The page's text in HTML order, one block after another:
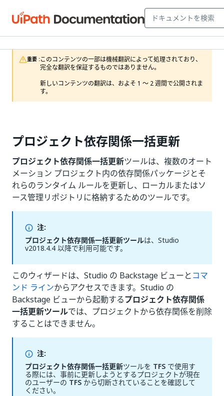
重要 :このコンテンツの一部は機械翻訳によって処理されており、
完全な翻訳を保証するものではありません。
新しいコンテンツの翻訳は、およそ 1 ～ 2 週間で公開されま
す。
プロジェクト依存関係一括更新
プロジェクト依存関係一括更新ツールは、複数のオート
メーション プロジェクト内の依存関係パッケージとそ
れらのランタイム ルールを更新し、ローカルまたはソ
ース管理リポジトリに格納するためのツールです。
注:
プロジェクト依存関係一括更新ツールは、Studio
v2018.4.4 以降で利用可能です。
このウィザードは、Studio の Backstage ビューとコマ
ンド ラインからアクセスできます。Studio の
Backstage ビューから起動するプロジェクト依存関係
一括更新ツールでは、プロジェクトから依存関係を削除
することはできません。
注:
プロジェクト依存関係一括更新ツールを TFS で使用す
る際には、事前に更新しようとするプロジェクトが現在
のユーザーの TFS から切断されていることを確認して
ください。